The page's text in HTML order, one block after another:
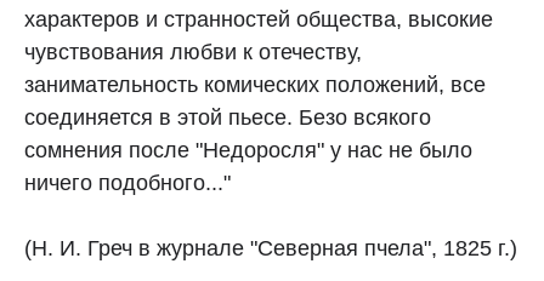
характеров и странностей общества, высокие
чувствования любви к отечеству,
занимательность комических положений, все
соединяется в этой пьесе. Безо всякого
сомнения после "Недоросля" у нас не было
ничего подобного..."
(Н. И. Греч в журнале "Северная пчела", 1825 г.)